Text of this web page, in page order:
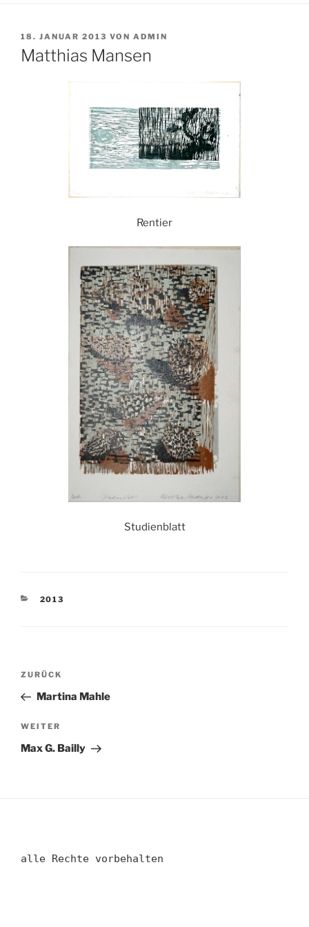
VERÖFFENTLICHT
AM
18. JANUAR 2013 VON ADMIN
Matthias Mansen
Rentier
Studienblatt
KATEGORIEN
2013
Beitragsnavigation
Vorheriger
Beitrag
ZURÜCK
Martina Mahle
Nächster
Beitrag
WEITER
Max G. Bailly
alle Rechte vorbehalten